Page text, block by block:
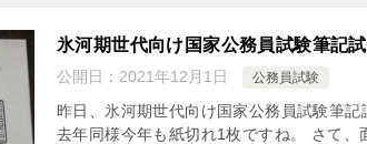
氷河期世代向け国家公務員試験筆記
公開日： 2021年12月1日 公務員試験
昨日、氷河期世代向け国家公務員試験筆記
去年同様今年も紙切れ1枚ですね。 さて、